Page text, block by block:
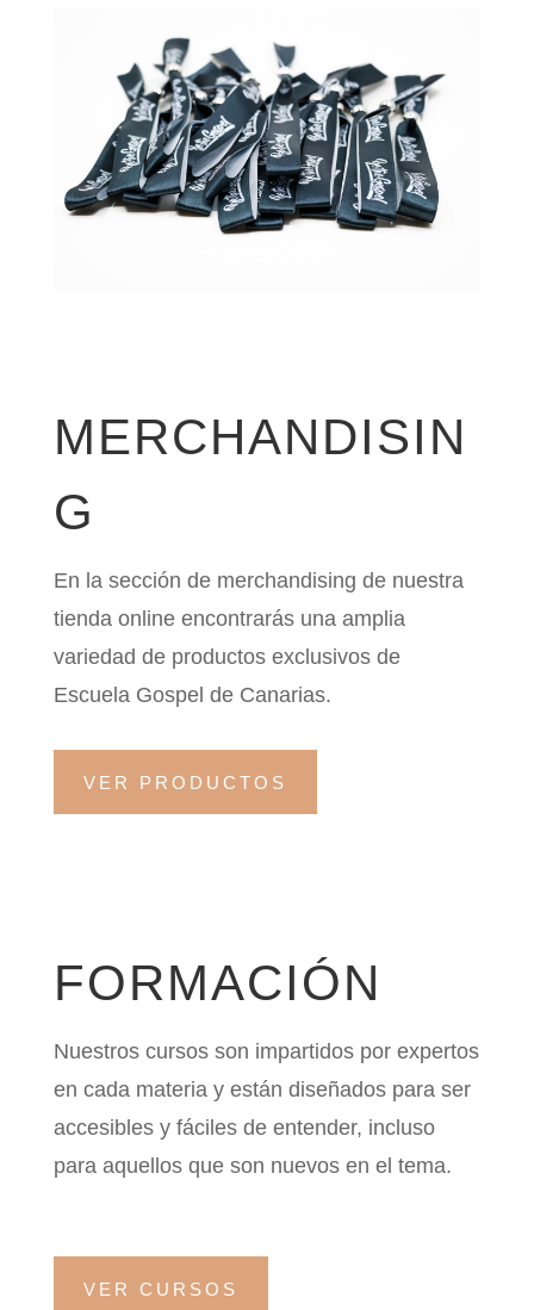
MERCHANDISIN
G
En la sección de merchandising de nuestra
tienda online encontrarás una amplia
variedad de productos exclusivos de
Escuela Gospel de Canarias.
VER PRODUCTOS
FORMACIÓN
Nuestros cursos son impartidos por expertos
en cada materia y están diseñados para ser
accesibles y fáciles de entender, incluso
para aquellos que son nuevos en el tema.
VER CURSOS